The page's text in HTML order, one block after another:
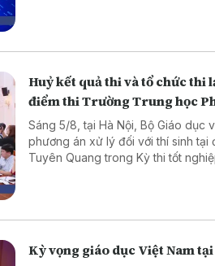
thông năm 2026 diễn ra vào ngày
Huỷ kết quả thi và tổ chức thi
điểm thi Trường Trung học
Sáng 5/8, tại Hà Nội, Bộ Giáo
phương án xử lý đối với thí sinh tại
Tuyên Quang trong Kỳ thi tốt
Kỳ vọng giáo dục Việt Nam